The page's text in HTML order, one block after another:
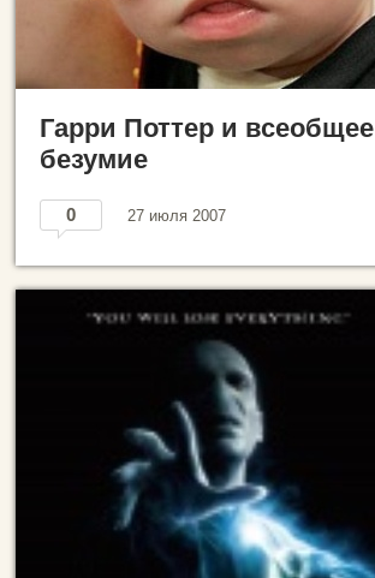
Гарри Поттер и всеобщее
безумие
0 27 июля 2007